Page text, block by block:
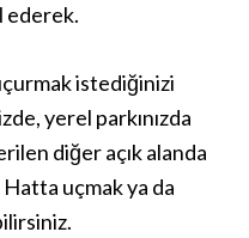
ederek.
istediğinizi
yerel parkınızda
diğer açık alanda
uçmak ya da